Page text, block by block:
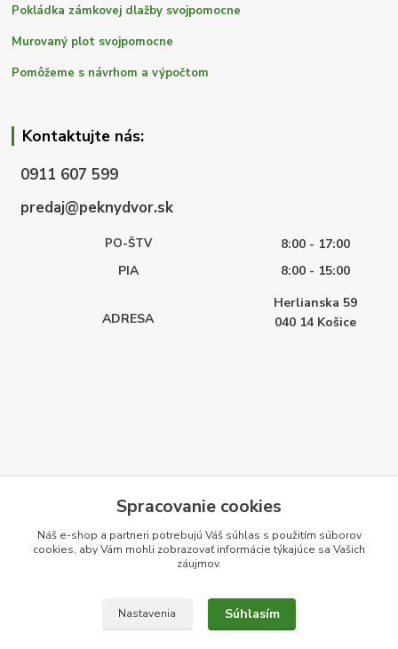
Pokládka zámkovej dlažby svojpomocne
Murovaný plot svojpomocne
Pomôžeme s návrhom a výpočtom
Kontaktujte nás:
0911 607 599
predaj@peknydvor.sk
PO-ŠTV
8:00 - 17:00
PIA
8:00 - 15:00
ADRESA
Herlianska 59
040 14 Košice
Spracovanie cookies
Náš e-shop a partneri potrebujú Váš súhlas s použitím súborov
cookies, aby Vám mohli zobrazovať informácie týkajúce sa Vašich
záujmov.
Nastavenia Súhlasím